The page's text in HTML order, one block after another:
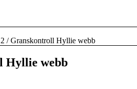
2 / Granskontroll Hyllie webb
Hyllie webb